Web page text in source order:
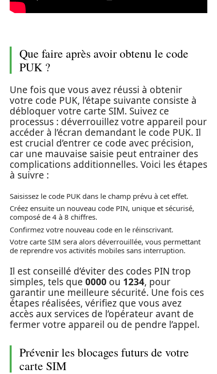
Que faire après avoir obtenu le code
PUK ?
Une fois que vous avez réussi à obtenir
votre code PUK, l’étape suivante consiste à
débloquer votre carte SIM. Suivez ce
processus : déverrouillez votre appareil pour
accéder à l’écran demandant le code PUK. Il
est crucial d’entrer ce code avec précision,
car une mauvaise saisie peut entrainer des
complications additionnelles. Voici les étapes
à suivre :
Saisissez le code PUK dans le champ prévu à cet effet.
Créez ensuite un nouveau code PIN, unique et sécurisé,
composé de 4 à 8 chiffres.
Confirmez votre nouveau code en le réinscrivant.
Votre carte SIM sera alors déverrouillée, vous permettant
de reprendre vos activités mobiles sans interruption.
Il est conseillé d’éviter des codes PIN trop
simples, tels que 0000 ou 1234, pour
garantir une meilleure sécurité. Une fois ces
étapes réalisées, vérifiez que vous avez
accès aux services de l’opérateur avant de
fermer votre appareil ou de pendre l’appel.
Prévenir les blocages futurs de votre
carte SIM